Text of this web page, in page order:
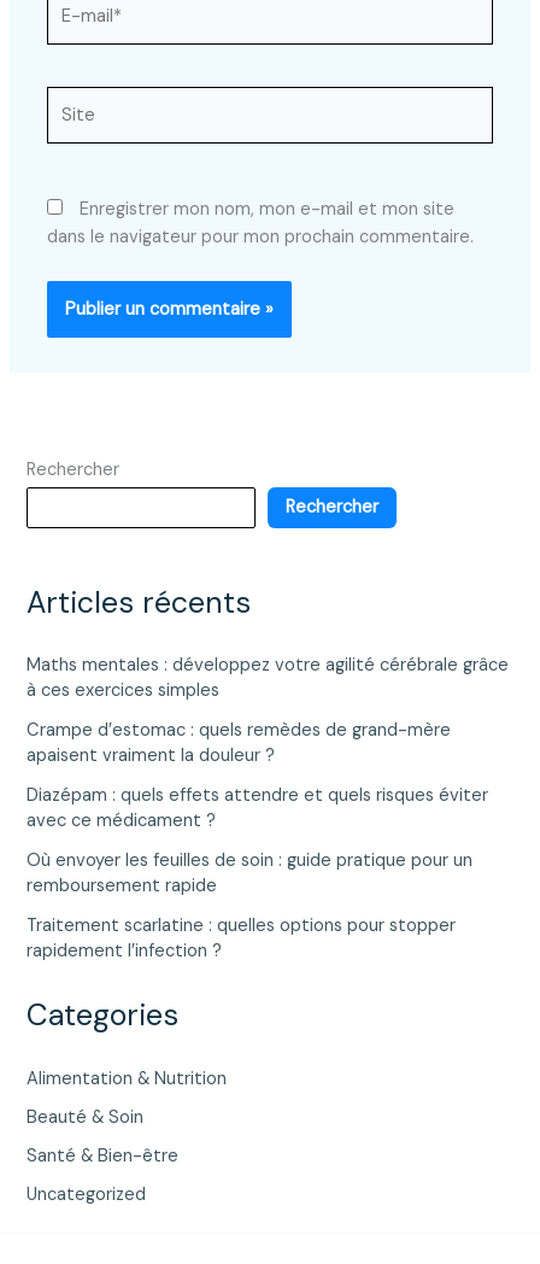
mail*
Enregistrer mon nom, mon e-mail et mon site
dans le navigateur pour mon prochain commentaire.
Rechercher
Rechercher
Articles récents
Maths mentales : développez votre agilité cérébrale grâce
à ces exercices simples
Crampe d’estomac : quels remèdes de grand-mère
apaisent vraiment la douleur ?
Diazépam : quels effets attendre et quels risques éviter
avec ce médicament ?
Où envoyer les feuilles de soin : guide pratique pour un
remboursement rapide
Traitement scarlatine : quelles options pour stopper
rapidement l’infection ?
Categories
Alimentation & Nutrition
Beauté & Soin
Santé & Bien-être
Uncategorized